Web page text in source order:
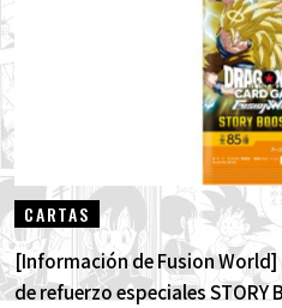
CARTAS
[Información de Fusion World]
de refuerzo especiales STORY